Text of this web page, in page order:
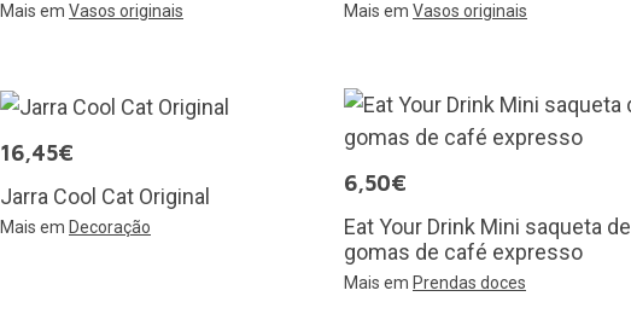
Mais em Vasos originais Mais em Vasos originais
16,45€
Jarra Cool Cat Original
Mais em Decoração
6,50€
Eat Your Drink Mini saqueta de
gomas de café expresso
Mais em Prendas doces